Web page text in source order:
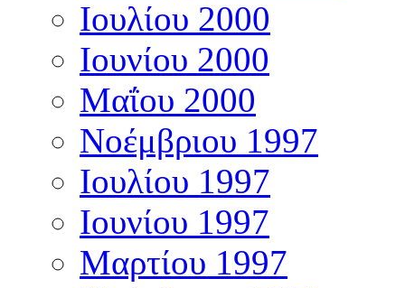
Ιουλίου 2000
Ιουνίου 2000
Μαΐου 2000
Νοέμβριου 1997
Ιουλίου 1997
Ιουνίου 1997
Μαρτίου 1997